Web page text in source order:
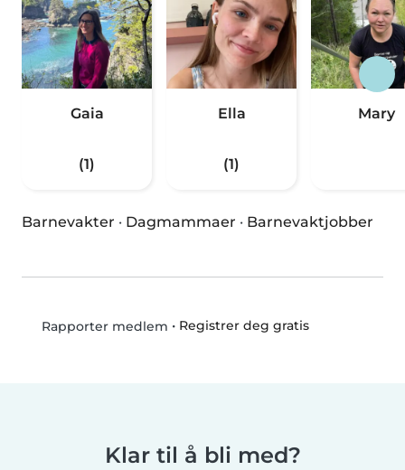
Gaia
(1)
Ella
(1)
Mary
Barnevakter · Dagmammaer · Barnevaktjobber
Rapporter medlem • Registrer deg gratis
Klar til å bli med?